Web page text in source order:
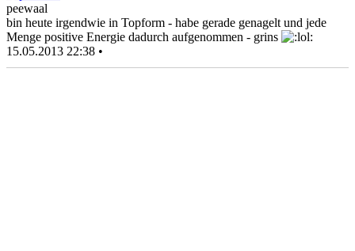
peewaal
bin heute irgendwie in Topform - habe gerade genagelt und jede
Menge positive Energie dadurch aufgenommen - grins
15.05.2013 22:38 •